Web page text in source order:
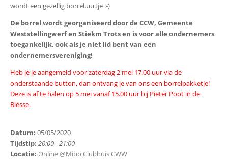
wordt een gezellig borreluurtje :-)
De borrel wordt georganiseerd door de CCW, Gemeente
Weststellingwerf en Stiekm Trots en is voor alle ondernemers
toegankelijk, ook als je niet lid bent van een
ondernemersvereniging!
Heb je je aangemeld voor zaterdag 2 mei 17.00 uur via de
onderstaande button, dan ontvang je van ons een borrelpakketje!
Deze is af te halen op 5 mei vanaf 15.00 uur bij Pieter Poot in de
Blesse.
Datum: 05/05/2020
Tijdstip: 20:00 - 21:00
Locatie: Online @Mibo Clubhuis CWW